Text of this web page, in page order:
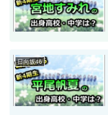
日向坂46